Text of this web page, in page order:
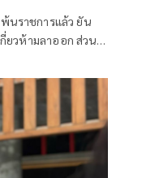
นราชการแล้ว ยัน
ยวห้ามลาออก ส่วน